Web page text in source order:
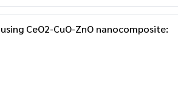
CeO2-CuO-ZnO nanocomposite: